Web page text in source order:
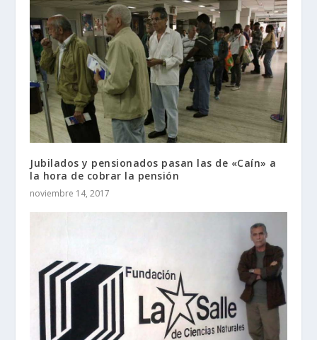
Jubilados y pensionados pasan las de «Caín» a
la hora de cobrar la pensión
noviembre 14, 2017